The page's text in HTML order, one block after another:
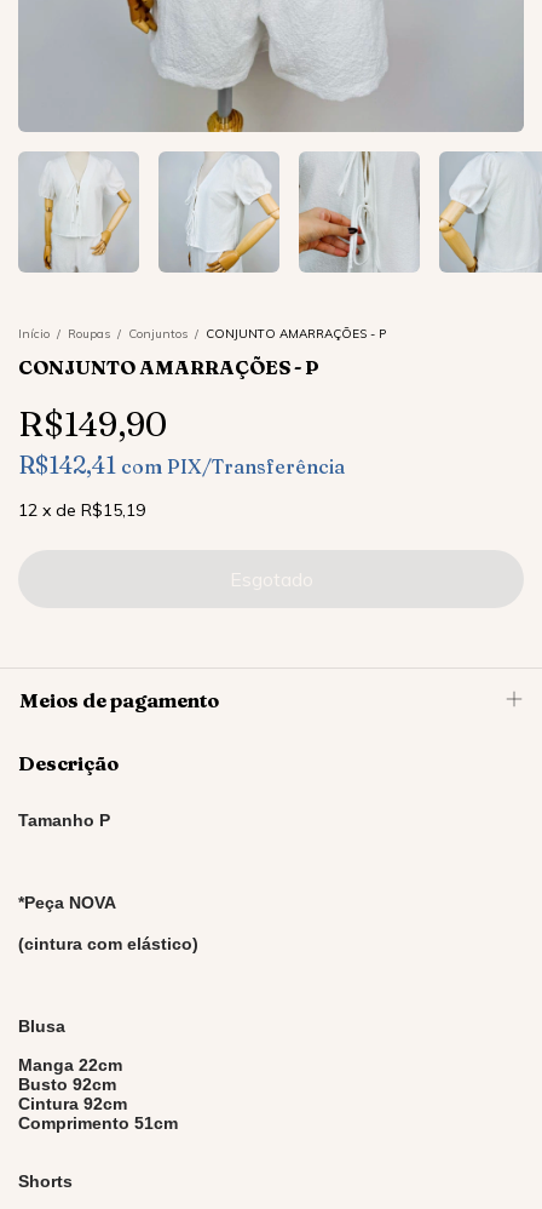
Início / Roupas / Conjuntos / CONJUNTO AMARRAÇÕES - P
CONJUNTO AMARRAÇÕES - P
R$149,90
R$142,41 com PIX/Transferência
12 x de R$15,19
Meios de pagamento
Descrição
Tamanho P
*Peça NOVA
(cintura com elástico)
Blusa
Manga 22cm
Busto 92cm
Cintura 92cm
Comprimento 51cm
Shorts